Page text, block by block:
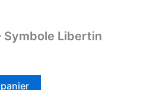
Symbole Libertin